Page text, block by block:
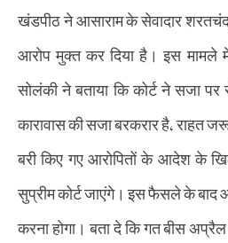
खंडपीठ ने आसाराम के सेवादार
आरोप मुक्त कर दिया है। इस मामले
सोलंकी ने बताया कि कोर्ट ने सजा
कारावास की सजा बरकरार है, राहत
बरी किए गए आरोपितों के आदेश के
सुप्रीम कोर्ट जाएंगे। इस फैसले के
करना होगा। बता दे कि गत बीस